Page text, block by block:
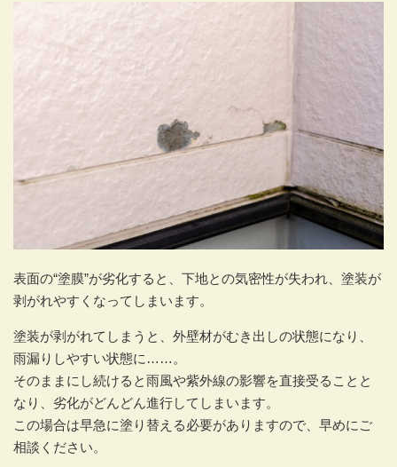
表面の“塗膜”が劣化すると、下地との気密性が失われ、塗装が
剥がれやすくなってしまいます。
塗装が剥がれてしまうと、外壁材がむき出しの状態になり、
雨漏りしやすい状態に……。
そのままにし続けると雨風や紫外線の影響を直接受ることと
なり、劣化がどんどん進行してしまいます。
この場合は早急に塗り替える必要がありますので、早めにご
相談ください。